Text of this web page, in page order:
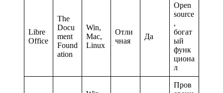
Libre
Office
The
Docu
ment
Found
ation
Win,
Mac,
Linux
Отли
чная
Да
Open
source
,
богат
ый
функ
циона
л
Пров